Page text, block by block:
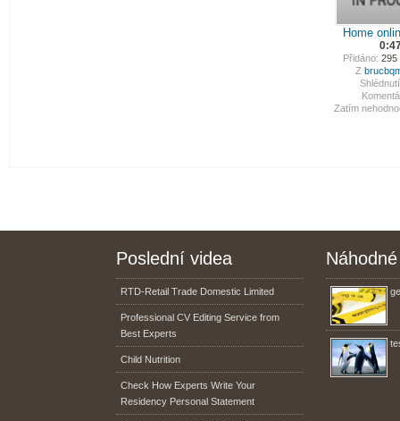
Home
Přidáno: 295
Z
Zatím
Poslední videa
RTD-Retail Trade Domestic Limited
Professional CV Editing Service from
Best Experts
Child Nutrition
Check How Experts Write Your
Residency Personal Statement